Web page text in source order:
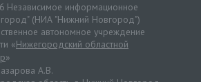
Независимое информационное
(НИА "Нижний Новгород")
автономное учреждение
«Нижегородский областной
»
А.В.